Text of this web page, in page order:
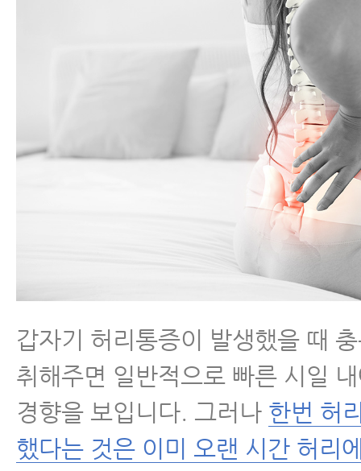
갑자기 허리통증이 발생했을 때
취해주면 일반적으로 빠른 시일
경향을 보입니다. 그러나 한번 허
했다는 것은 이미 오랜 시간 허리